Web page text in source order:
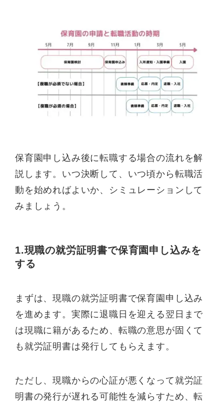
保育園申し込み後に転職する場合の流れを解
説します。いつ決断して、いつ頃から転職活
動を始めればよいか、シミュレーションして
みましょう。
1.現職の就労証明書で保育園申し込みを
する
まずは、現職の就労証明書で保育園申し込み
を進めます。実際に退職日を迎える翌日まで
は現職に籍があるため、転職の意思が固くて
も就労証明書は発行してもらえます。
ただし、現職からの心証が悪くなって就労証
明書の発行が遅れる可能性を減らすため、転